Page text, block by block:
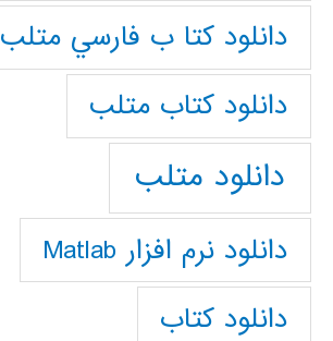
دانلود كتا ب فارسي متلب
دانلود كتاب متلب
دانلود متلب
دانلود نرم افزار Matlab
دانلود کتاب